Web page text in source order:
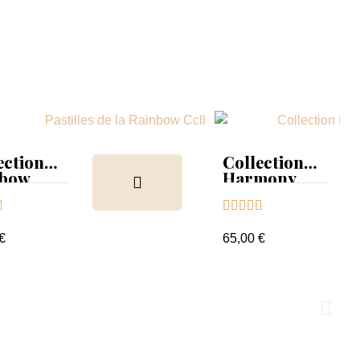
Harmony
Tips &
nuancier